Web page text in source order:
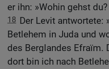
er ihn: »Wohin gehst
18 Der Levit antwortete:
Betlehem in Juda und
des Berglandes Efraïm.
dort bin ich nach